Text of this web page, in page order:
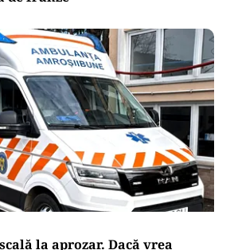
la aprozar. Dacă vrea